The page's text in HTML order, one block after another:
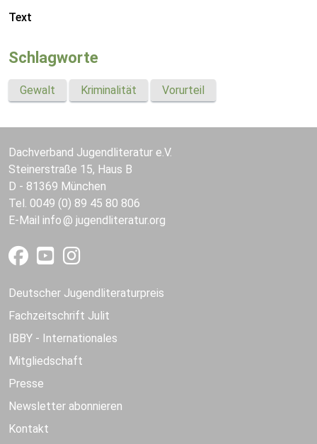
Text
Schlagworte
Gewalt Kriminalität Vorurteil
Dachverband Jugendliteratur e.V.
Steinerstraße 15, Haus B
D - 81369 München
Tel. 0049 (0) 89 45 80 806
E-Mail info jugendliteratur.org
Deutscher Jugendliteraturpreis
Fachzeitschrift Julit
IBBY - Internationales
Mitgliedschaft
Presse
Newsletter abonnieren
Kontakt